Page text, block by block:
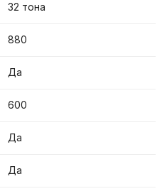
32 тона
880
Да
600
Да
Да